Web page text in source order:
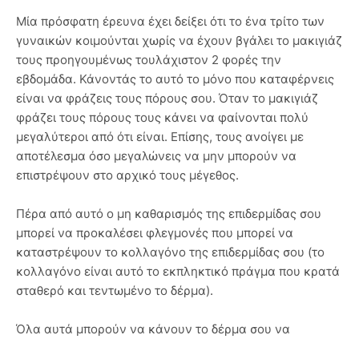
Μία πρόσφατη έρευνα έχει δείξει ότι το ένα τρίτο των
γυναικών κοιμούνται χωρίς να έχουν βγάλει το μακιγιάζ
τους προηγουμένως τουλάχιστον 2 φορές την
εβδομάδα. Κάνοντάς το αυτό το μόνο που καταφέρνεις
είναι να φράζεις τους πόρους σου. Όταν το μακιγιάζ
φράζει τους πόρους τους κάνει να φαίνονται πολύ
μεγαλύτεροι από ότι είναι. Επίσης, τους ανοίγει με
αποτέλεσμα όσο μεγαλώνεις να μην μπορούν να
επιστρέψουν στο αρχικό τους μέγεθος.
Πέρα από αυτό ο μη καθαρισμός της επιδερμίδας σου
μπορεί να προκαλέσει φλεγμονές που μπορεί να
καταστρέψουν το κολλαγόνο της επιδερμίδας σου (το
κολλαγόνο είναι αυτό το εκπληκτικό πράγμα που κρατά
σταθερό και τεντωμένο το δέρμα).
Όλα αυτά μπορούν να κάνουν το δέρμα σου να